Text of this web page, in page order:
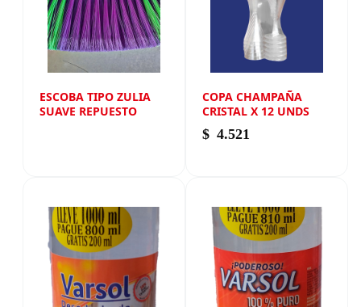
ESCOBA TIPO ZULIA
SUAVE REPUESTO
COPA CHAMPAÑA
CRISTAL X 12 UNDS
$ 4.521